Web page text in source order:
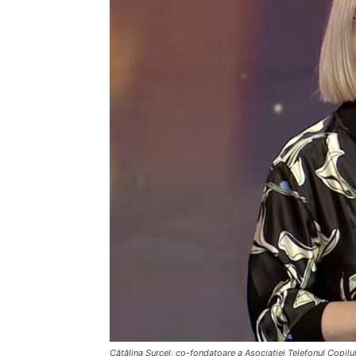
Cătălina Surcel, co-fondatoare a Asociației Telefonul